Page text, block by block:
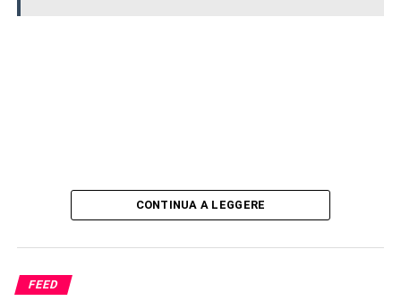
CONTINUA A LEGGERE
FEED